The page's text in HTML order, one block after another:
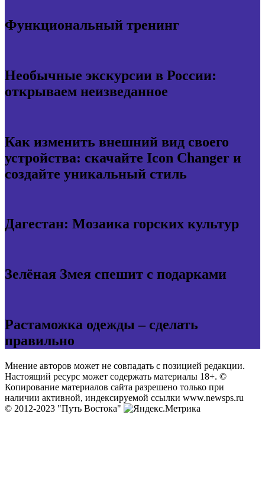
Функциональный тренинг
Необычные экскурсии в России:
открываем неизведанное
Как изменить внешний вид своего
устройства: скачайте Icon Changer и
создайте уникальный стиль
Дагестан: Мозаика горских культур
Зелёная Змея спешит с подарками
Растаможка одежды – сделать
правильно
Мнение авторов может не совпадать с позицией редакции.
Настоящий ресурс может содержать материалы 18+. ©
Копирование материалов сайта разрешено только при
наличии активной, индексируемой ссылки www.newsps.ru
© 2012-2023 "Путь Востока"